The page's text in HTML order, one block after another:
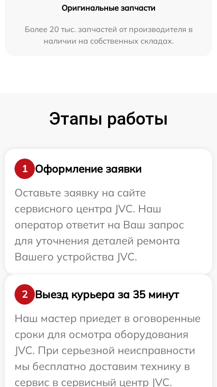
Оригинальные запчасти
Более 20 тыс. запчастей от производителя в
наличии на собственных складах.
Этапы работы
1
Оформление заявки
Оставьте заявку на сайте
сервисного центра JVC. Наш
оператор ответит на Ваш запрос
для уточнения деталей ремонта
Вашего устройства JVC.
2
Выезд курьера за 35 минут
Наш мастер приедет в оговоренные
сроки для осмотра оборудования
JVC. При серьезной неисправности
мы бесплатно доставим технику в
сервис в сервисный центр JVC.